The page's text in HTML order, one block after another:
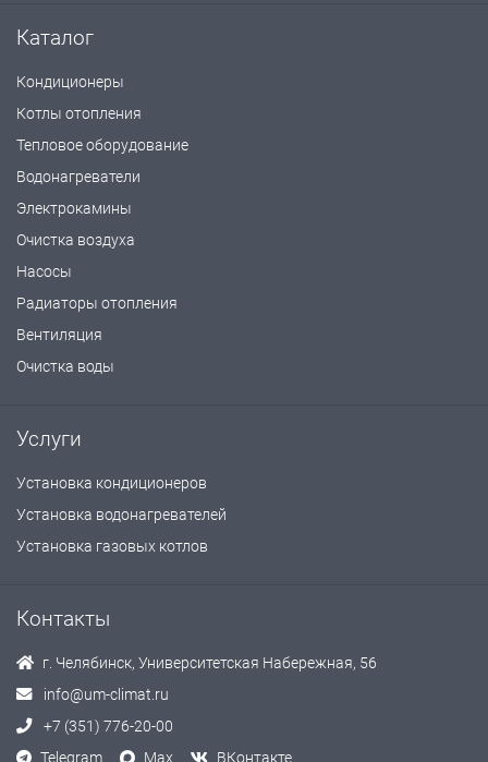
Каталог
Кондиционеры
Котлы отопления
Тепловое оборудование
Водонагреватели
Электрокамины
Очистка воздуха
Насосы
Радиаторы отопления
Вентиляция
Очистка воды
Услуги
Установка кондиционеров
Установка водонагревателей
Установка газовых котлов
Контакты
г. Челябинск, Университетская Набережная, 56
info@um-climat.ru
+7 (351) 776-20-00
Telegram
Max ВКонтакте